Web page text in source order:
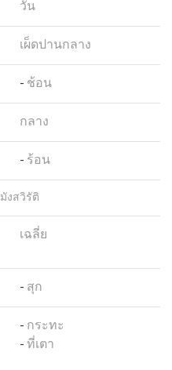
วัน
เผ็ดปานกลาง
- ช้อน
กลาง
- ร้อน
มังสวิรัติ
เฉลี่ย
- สุก
- กระทะ
- ที่เตา